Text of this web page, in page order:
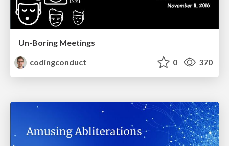
Un-Boring Meetings
codingconduct
0 370